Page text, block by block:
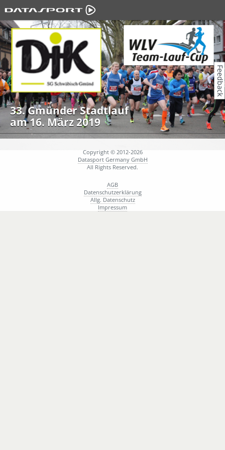
33. Gmünder Stadtlauf
am 16. März 2019
Copyright © 2012-2026
Datasport Germany GmbH
All Rights Reserved.
AGB
Datenschutzerklärung
Allg. Datenschutz
Impressum
Feedback